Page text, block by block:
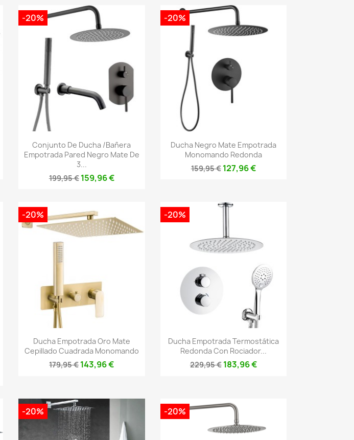
Vista rápida
Conjunto De Ducha /bañera
Empotrada Pared Negro Mate De
3...
199,95 € 159,96 €
-20%
Vista rápida
Ducha Negro Mate Empotrada
Monomando Redonda
159,95 € 127,96 €
-20%
Vista rápida
Ducha Empotrada Oro Mate
Cepillado Cuadrada Monomando
179,95 €143,96 €
-20%
Vista rápida
Ducha Empotrada Termostática
Redonda Con Rociador...
229,95 € 183,96 €
-20%
-20% -20%